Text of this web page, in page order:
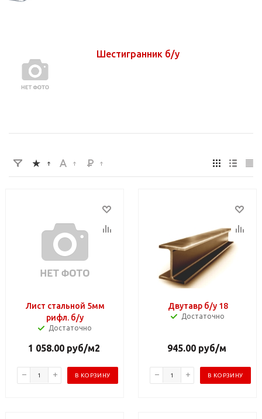
Шестигранник б/у
Лист стальной 5мм
рифл. б/у
Достаточно
1 058.00руб/м2
В КОРЗИНУ
Двутавр б/у 18
Достаточно
945.00руб/м
В КОРЗИНУ